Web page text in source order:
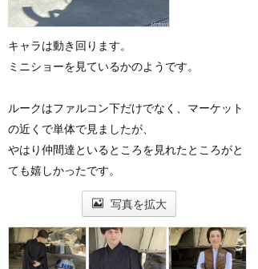
キャラは動き回ります。
ミニショーを見ているかのようです。
ルークはファルコン下だけでなく、マーケット
の近くで単体で見ましたが、
やはり仲間達といるところを見れたところがと
ても嬉しかったです。
写真を拡大